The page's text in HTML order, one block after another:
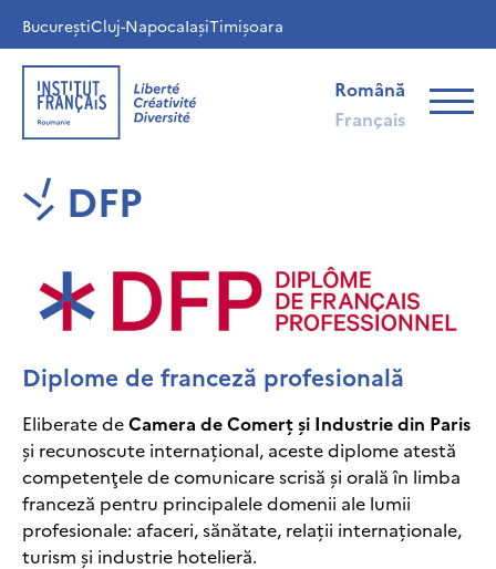
BucureștiCluj-NapocaIașiTimișoara
Română
Français
DFP
Diplome de franceză profesională
Eliberate deCamera de Comerț și Industrie din Paris
și recunoscute internațional, aceste diplome atestă
competenţele de comunicare scrisă şi orală în limba
franceză pentru principalele domenii ale lumii
profesionale: afaceri, sănătate, relații internaționale,
turism și industrie hotelieră.